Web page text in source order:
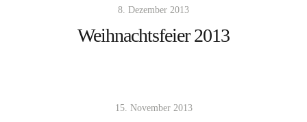
8. Dezember 2013
Weihnachtsfeier 2013
15. November 2013